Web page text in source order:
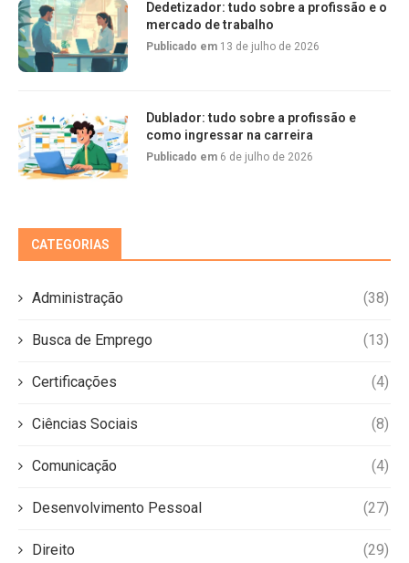
Dedetizador: tudo sobre a profissão e o
mercado de trabalho
Publicado em 13 de julho de 2026
Dublador: tudo sobre a profissão e
como ingressar na carreira
Publicado em 6 de julho de 2026
CATEGORIAS
Administração (38)
Busca de Emprego (13)
Certificações (4)
Ciências Sociais (8)
Comunicação (4)
Desenvolvimento Pessoal (27)
Direito (29)